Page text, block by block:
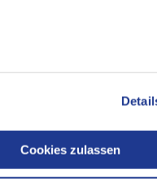
Cookies zulassen